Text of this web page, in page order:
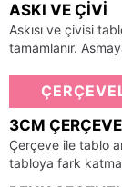
ASKI VE ÇIVI
Askısı ve çivisi
tamamlanır.
3CM
Çerçeve ile tablo
tabloya fark